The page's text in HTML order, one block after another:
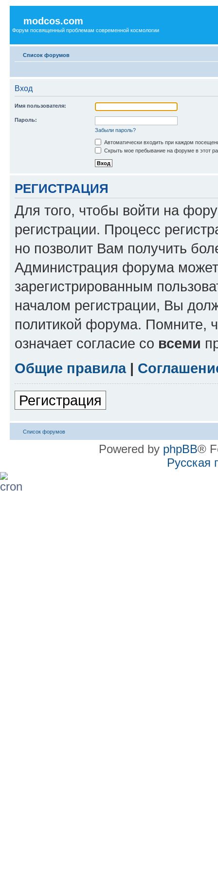
modcos.com
Форум посвященный проблемам современной космологии
Список форумов
Вход
Имя пользователя:
Пароль:
Забыли пароль?
Автоматически входить при каждом
Скрыть мое пребывание на форуме в этот
РЕГИСТРАЦИЯ
Для того, чтобы войти на
регистрации. Процесс
но позволит Вам получить
Администрация форума может
зарегистрированным
началом регистрации, Вы
политикой форума. Помните,
означает согласие со всеми
Общие правила|
Регистрация
Список форумов
Powered by phpBB®
Русская